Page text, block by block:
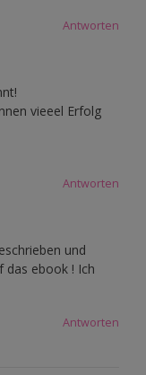
Antworten
vieeel Erfolg
Antworten
und
das ebook ! Ich
Antworten